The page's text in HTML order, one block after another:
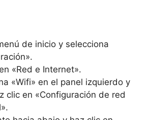
de inicio y selecciona
«Red e Internet».
«Wifi» en el panel izquierdo y
clic en «Configuración de red